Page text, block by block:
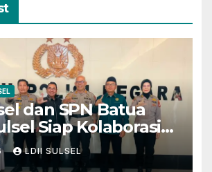
dan SPN Batua
Siap Kolaborasi
Sambut HUT RI
LDII SULSEL